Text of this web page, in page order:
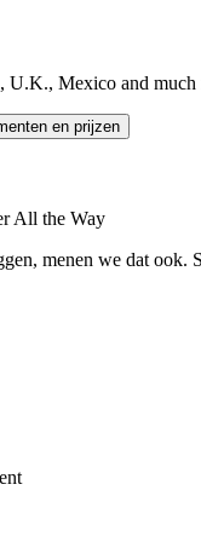
U.K., Mexico and
en prijzen
All the Way
menen we dat ook.